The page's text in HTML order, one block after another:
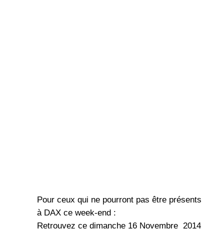
Pour ceux qui ne pourront pas être présents
à DAX ce week-end :
Retrouvez ce dimanche 16 Novembre 2014